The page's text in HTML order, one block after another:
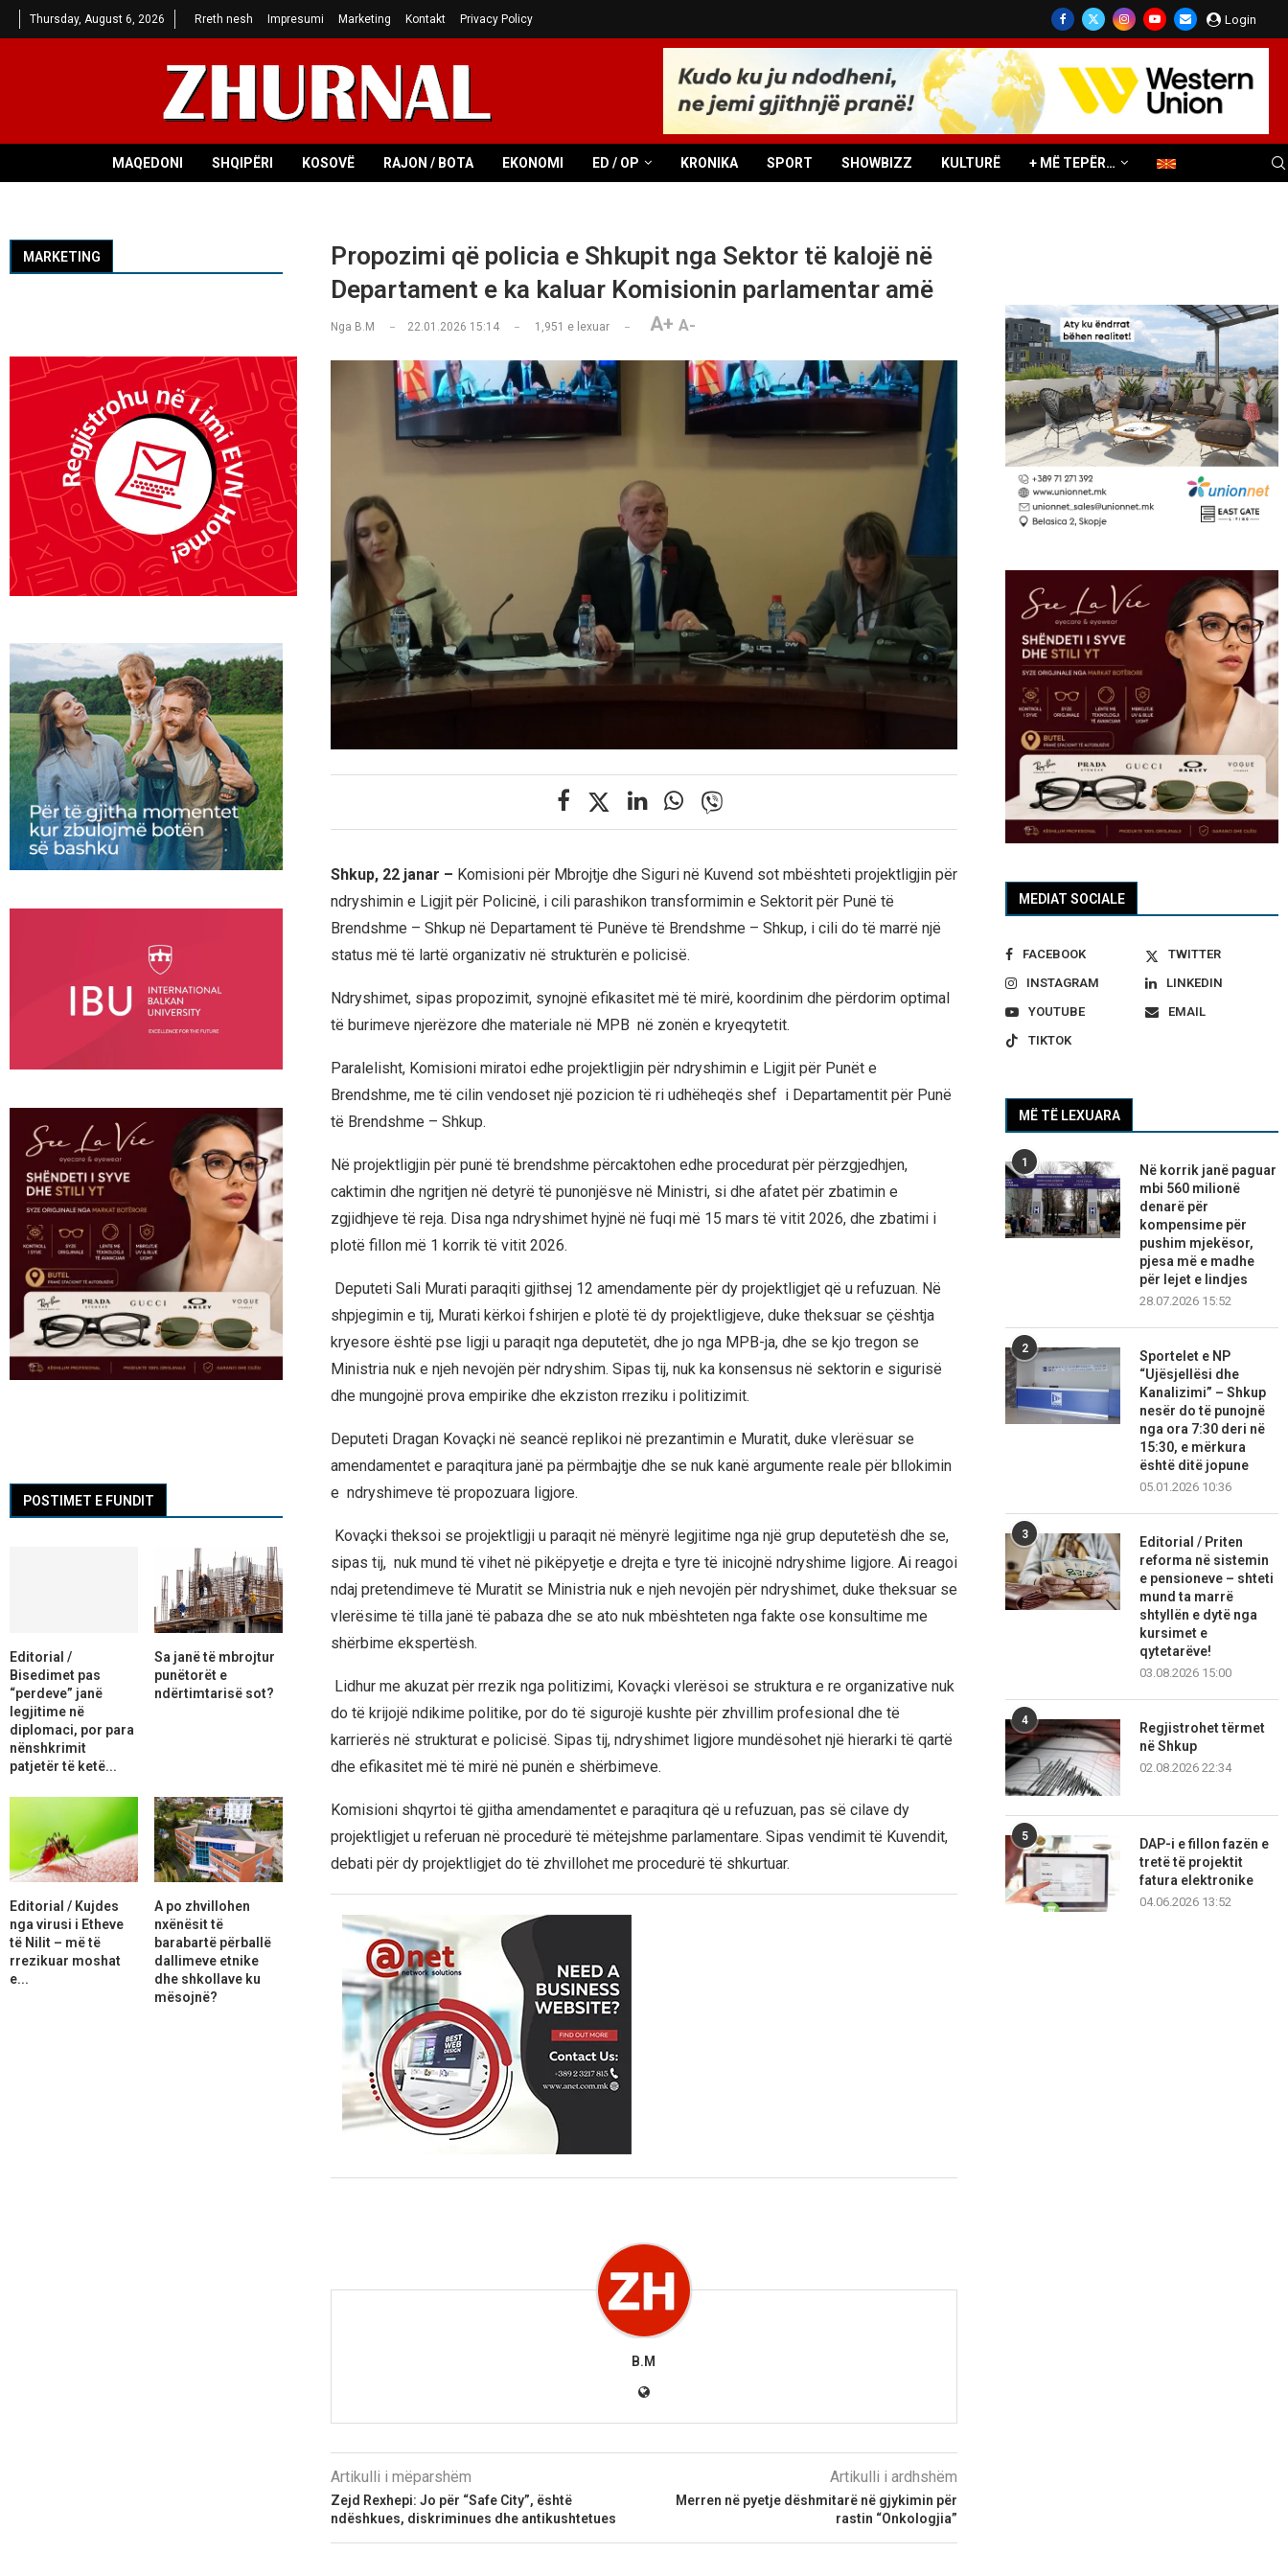
Thursday, August 6, 2026 Rreth nesh Impresumi Marketing Kontakt Privacy Policy Login
MAQEDONI SHQIPËRI KOSOVË RAJON / BOTA EKONOMI ED / OP KRONIKA SPORT SHOWBIZZ KULTURË + MË TEPËR…
Propozimi që policia e Shkupit nga Sektor të kalojë në
Departament e ka kaluar Komisionin parlamentar amë
Nga B.M 22.01.2026 15:14 1,951 e lexuar A+ A-
Shkup, 22 janar – Komisioni për Mbrojtje dhe Siguri në Kuvend sot mbështeti projektligjin për
ndryshimin e Ligjit për Policinë, i cili parashikon transformimin e Sektorit për Punë të
Brendshme – Shkup në Departament të Punëve të Brendshme – Shkup, i cili do të marrë një
status më të lartë organizativ në strukturën e policisë.
Ndryshimet, sipas propozimit, synojnë efikasitet më të mirë, koordinim dhe përdorim optimal
të burimeve njerëzore dhe materiale në MPB në zonën e kryeqytetit.
Paralelisht, Komisioni miratoi edhe projektligjin për ndryshimin e Ligjit për Punët e
Brendshme, me të cilin vendoset një pozicion të ri udhëheqës shef i Departamentit për Punë
të Brendshme – Shkup.
Në projektligjin për punë të brendshme përcaktohen edhe procedurat për përzgjedhjen,
caktimin dhe ngritjen në detyrë të punonjësve në Ministri, si dhe afatet për zbatimin e
zgjidhjeve të reja. Disa nga ndryshimet hyjnë në fuqi më 15 mars të vitit 2026, dhe zbatimi i
plotë fillon më 1 korrik të vitit 2026.
Deputeti Sali Murati paraqiti gjithsej 12 amendamente për dy projektligjet që u refuzuan. Në
shpjegimin e tij, Murati kërkoi fshirjen e plotë të dy projektligjeve, duke theksuar se çështja
kryesore është pse ligji u paraqit nga deputetët, dhe jo nga MPB-ja, dhe se kjo tregon se
Ministria nuk e njeh nevojën për ndryshim. Sipas tij, nuk ka konsensus në sektorin e sigurisë
dhe mungojnë prova empirike dhe ekziston rreziku i politizimit.
Deputeti Dragan Kovaçki në seancë replikoi në prezantimin e Muratit, duke vlerësuar se
amendamentet e paraqitura janë pa përmbajtje dhe se nuk kanë argumente reale për bllokimin
e ndryshimeve të propozuara ligjore.
Kovaçki theksoi se projektligji u paraqit në mënyrë legjitime nga një grup deputetësh dhe se,
sipas tij, nuk mund të vihet në pikëpyetje e drejta e tyre të inicojnë ndryshime ligjore. Ai reagoi
ndaj pretendimeve të Muratit se Ministria nuk e njeh nevojën për ndryshimet, duke theksuar se
vlerësime të tilla janë të pabaza dhe se ato nuk mbështeten nga fakte ose konsultime me
shërbime ekspertësh.
Lidhur me akuzat për rrezik nga politizimi, Kovaçki vlerësoi se struktura e re organizative nuk
do të krijojë ndikime politike, por do të sigurojë kushte për zhvillim profesional dhe të
karrierës në strukturat e policisë. Sipas tij, ndryshimet ligjore mundësohet një hierarki të qartë
dhe efikasitet më të mirë në punën e shërbimeve.
Komisioni shqyrtoi të gjitha amendamentet e paraqitura që u refuzuan, pas së cilave dy
projektligjet u referuan në procedurë të mëtejshme parlamentare. Sipas vendimit të Kuvendit,
debati për dy projektligjet do të zhvillohet me procedurë të shkurtuar.
B.M
Artikulli i mëparshëm
Zejd Rexhepi: Jo për “Safe City”, është
ndëshkues, diskriminues dhe antikushtetues
Artikulli i ardhshëm
Merren në pyetje dëshmitarë në gjykimin për
rastin “Onkologjia”
MEDIAT SOCIALE
FACEBOOK
TWITTER
INSTAGRAM
LINKEDIN
YOUTUBE
EMAIL
TIKTOK
MË TË LEXUARA
1
Në korrik janë paguar
mbi 560 milionë
denarë për
kompensime për
pushim mjekësor,
pjesa më e madhe
për lejet e lindjes
28.07.2026 15:52
2
Sportelet e NP
“Ujësjellësi dhe
Kanalizimi” – Shkup
nesër do të punojnë
nga ora 7:30 deri në
15:30, e mërkura
është ditë jopune
05.01.2026 10:36
3
Editorial / Priten
reforma në sistemin
e pensioneve – shteti
mund ta marrë
shtyllën e dytë nga
kursimet e
qytetarëve!
03.08.2026 15:00
4
Regjistrohet tërmet
në Shkup
02.08.2026 22:34
5
DAP-i e fillon fazën e
tretë të projektit
fatura elektronike
04.06.2026 13:52
MARKETING
POSTIMET E FUNDIT
Editorial /
Bisedimet pas
“perdeve” janë
legjitime në
diplomaci, por para
nënshkrimit
patjetër të ketë...
Sa janë të mbrojtur
punëtorët e
ndërtimtarisë sot?
Editorial / Kujdes
nga virusi i Etheve
të Nilit – më të
rrezikuar moshat
e...
A po zhvillohen
nxënësit të
barabartë përballë
dallimeve etnike
dhe shkollave ku
mësojnë?